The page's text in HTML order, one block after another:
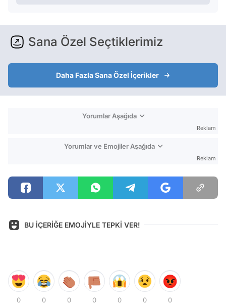
Sana Özel Seçtiklerimiz
Daha Fazla Sana Özel İçerikler
Yorumlar Aşağıda
Reklam
Yorumlar ve Emojiler Aşağıda
Reklam
BU İÇERİĞE EMOJİYLE TEPKİ VER!
0 0 0 0 0 0 0